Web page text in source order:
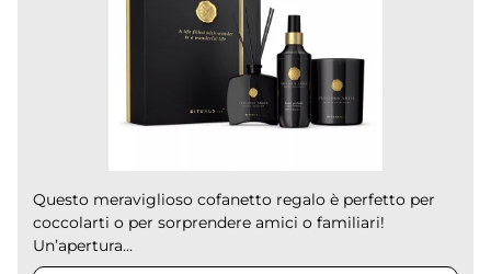
Questo meraviglioso cofanetto regalo è perfetto per
coccolarti o per sorprendere amici o familiari!
Un’apertura...